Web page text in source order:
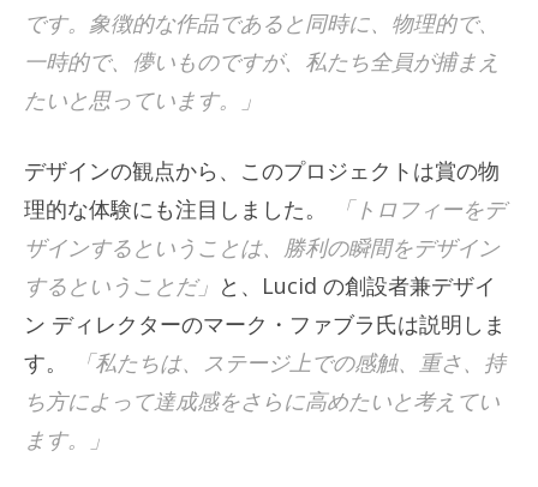
です。象徴的な作品であると同時に、物理的で、
一時的で、儚いものですが、私たち全員が捕まえ
たいと思っています。」
デザインの観点から、このプロジェクトは賞の物
理的な体験にも注目しました。
「トロフィーをデ
ザインするということは、勝利の瞬間をデザイン
するということだ」 と、Lucid の創設者兼デザイ
ン ディレクターのマーク・ファブラ氏は説明しま
す。
「私たちは、ステージ上での感触、重さ、持
ち方によって達成感をさらに高めたいと考えてい
ます。」